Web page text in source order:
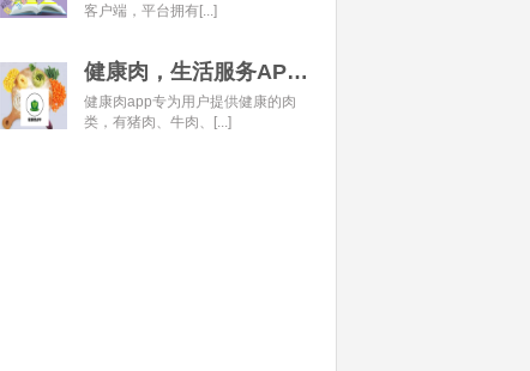
客户端，平台拥有[...]
健康肉，生活服务APP开发经典案例
健康肉app专为用户提供健康的肉
类，有猪肉、牛肉、[...]